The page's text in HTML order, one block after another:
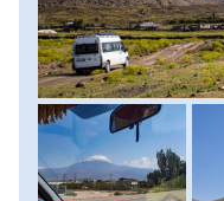
feltűnik a 3200
füves terasza.
Sátraink felállítása
ideje. Szükség lesz
töltjük. Szállás: 2
Ellátás: reggeli, majd
4-6 óra, szintkülönbség: